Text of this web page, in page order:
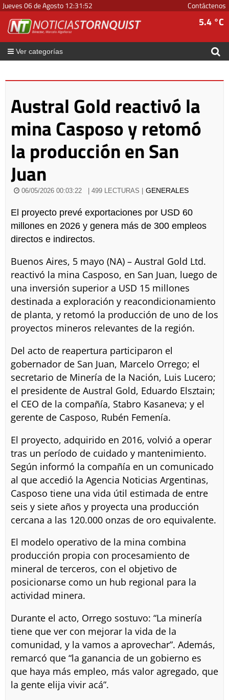
Jueves 06 de Agosto12:31:53 Contáctenos
5.4 °C
Ver categorías
Austral Gold reactivó la
mina Casposo y retomó
la producción en San
Juan
06/05/2026 00:03:22 | 499 LECTURAS | GENERALES
El proyecto prevé exportaciones por USD 60
millones en 2026 y genera más de 300 empleos
directos e indirectos.
Buenos Aires, 5 mayo (NA) – Austral Gold Ltd.
reactivó la mina Casposo, en San Juan, luego de
una inversión superior a USD 15 millones
destinada a exploración y reacondicionamiento
de planta, y retomó la producción de uno de los
proyectos mineros relevantes de la región.
Del acto de reapertura participaron el
gobernador de San Juan, Marcelo Orrego; el
secretario de Minería de la Nación, Luis Lucero;
el presidente de Austral Gold, Eduardo Elsztain;
el CEO de la compañía, Stabro Kasaneva; y el
gerente de Casposo, Rubén Femenía.
El proyecto, adquirido en 2016, volvió a operar
tras un período de cuidado y mantenimiento.
Según informó la compañía en un comunicado
al que accedió la Agencia Noticias Argentinas,
Casposo tiene una vida útil estimada de entre
seis y siete años y proyecta una producción
cercana a las 120.000 onzas de oro equivalente.
El modelo operativo de la mina combina
producción propia con procesamiento de
mineral de terceros, con el objetivo de
posicionarse como un hub regional para la
actividad minera.
Durante el acto, Orrego sostuvo: “La minería
tiene que ver con mejorar la vida de la
comunidad, y la vamos a aprovechar”. Además,
remarcó que “la ganancia de un gobierno es
que haya más empleo, más valor agregado, que
la gente elija vivir acá”.